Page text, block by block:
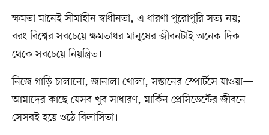
ক্ষমতা মানেই সীমাহীন স্বাধীনতা, এ ধারণা পুরোপুরি সত্য নয়;
বরং বিশ্বের সবচেয়ে ক্ষমতাধর মানুষের জীবনটাই অনেক দিক
থেকে সবচেয়ে নিয়ন্ত্রিত।
নিজে গাড়ি চালানো, জানালা খোলা, সন্তানের স্পোর্টসে যাওয়া—
আমাদের কাছে যেসব খুব সাধারণ, মার্কিন প্রেসিডেন্টের জীবনে
সেসবই হয়ে ওঠে বিলাসিতা।